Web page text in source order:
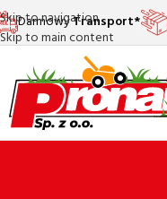
Skip to navigation
Skip to main content
DarmowyTransport*